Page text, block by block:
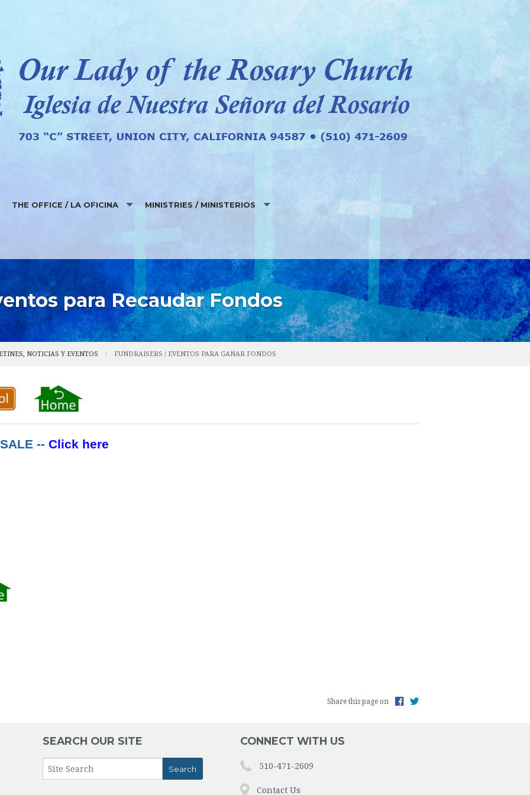
THE OFFICE / LA OFICINA
ONLINE SERVICES / SERVICIOS EN LINEA
MINISTRIES / MINISTERIOS
LAY MINISTRY SCHEDULES / HORARIOS DE LOS MINISTROS LAICOS
QUE PUEDE USAR
para Recaudar Fondos
NOTICIAS Y EVENTOS FUNDRAISERS / EVENTOS PARA GANAR FONDOS
-- Click here
Share this page on
SEARCH OUR SITE CONNECT WITH US
510-471-2609
Contact Us